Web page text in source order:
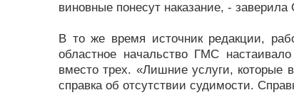
виновные понесут наказание, - заверила
В то же время источник редакции,
областное начальство ГМС
вместо трех. «Лишние услуги, которые
справка об отсутствии судимости.